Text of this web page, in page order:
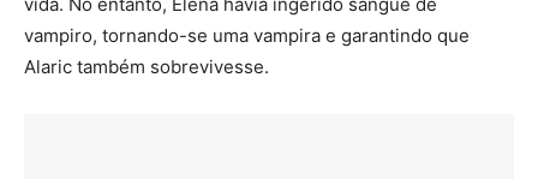
vampiro, tornando-se uma vampira e garantindo que
Alaric também sobrevivesse.